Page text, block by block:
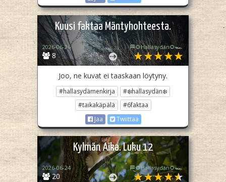
Kuusi faktaa Mäntyhohteesta.
8
2026-06-26 🏁🌻Hallasydän🌻🏎️
Joo, ne kuvat ei taaskaan löytyny.
#hallasydämenkirja
#❄️hallasydän❄️
#taikakäpälä
#6faktaa
Jaa
Twiittaa
Kylmän Aika. Luku 12
20
2026-06-24 🏁🌻Hallasydän🌻🏎️